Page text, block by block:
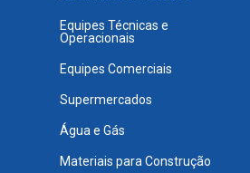
Equipes Técnicas e
Operacionais
Equipes Comerciais
Supermercados
Água e Gás
Materiais para Construção